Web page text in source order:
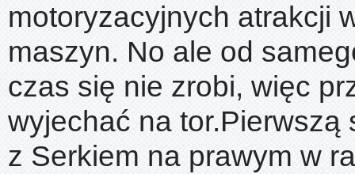
motoryzacyjnych atrakcji
maszyn. No ale od
czas się nie zrobi, więc
wyjechać na tor.Pierwszą
z Serkiem na prawym w